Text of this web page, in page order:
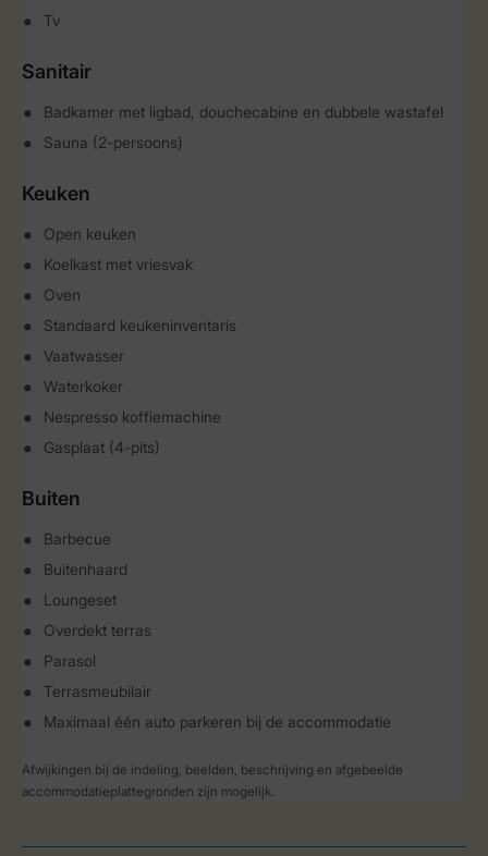
Tv
Sanitair
Badkamer met ligbad, douchecabine en dubbele wastafel
Sauna (2-persoons)
Keuken
Open keuken
Koelkast met vriesvak
Oven
Standaard keukeninventaris
Vaatwasser
Waterkoker
Nespresso koffiemachine
Gasplaat (4-pits)
Buiten
Barbecue
Buitenhaard
Loungeset
Overdekt terras
Parasol
Terrasmeubilair
Maximaal één auto parkeren bij de accommodatie
Afwijkingen bij de indeling, beelden, beschrijving en afgebeelde
accommodatieplattegronden zijn mogelijk.